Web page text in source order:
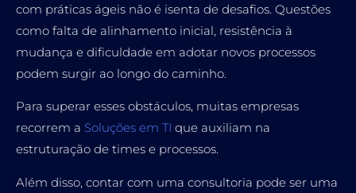
com práticas ágeis não é isenta de desafios. Questões
como falta de alinhamento inicial, resistência à
mudança e dificuldade em adotar novos processos
podem surgir ao longo do caminho.
Para superar esses obstáculos, muitas empresas
recorrem a Soluções em TI que auxiliam na
estruturação de times e processos.
Além disso, contar com uma consultoria pode ser uma